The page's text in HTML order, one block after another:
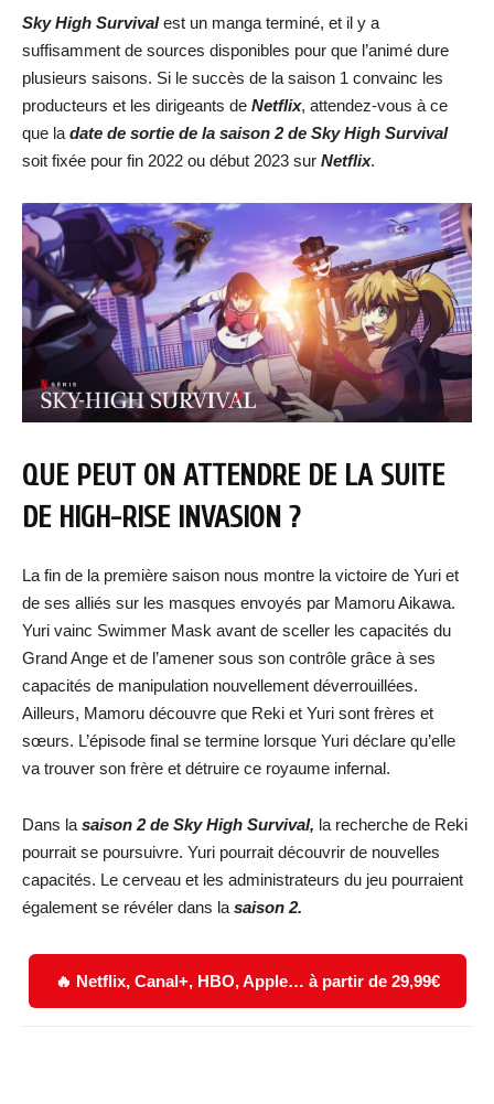
Sky High Survivalest un manga terminé, et il y a
suffisamment de sources disponibles pour que l’animé dure
plusieurs saisons. Si le succès de la saison 1 convainc les
producteurs et les dirigeants de Netflix, attendez-vous à ce
que la date de sortie de la saison 2 de Sky High Survival
soit fixée pour fin 2022 ou début 2023 sur Netflix.
QUE PEUT ON ATTENDRE DE LA SUITE
DE HIGH-RISE INVASION ?
La fin de la première saison nous montre la victoire de Yuri et
de ses alliés sur les masques envoyés par Mamoru Aikawa.
Yuri vainc Swimmer Mask avant de sceller les capacités du
Grand Ange et de l’amener sous son contrôle grâce à ses
capacités de manipulation nouvellement déverrouillées.
Ailleurs, Mamoru découvre que Reki et Yuri sont frères et
sœurs. L’épisode final se termine lorsque Yuri déclare qu’elle
va trouver son frère et détruire ce royaume infernal.
Dans la saison 2 de Sky High Survival, la recherche de Reki
pourrait se poursuivre. Yuri pourrait découvrir de nouvelles
capacités. Le cerveau et les administrateurs du jeu pourraient
également se révéler dans la saison 2.
🔥 Netflix, Canal+, HBO, Apple… à partir de 29,99€